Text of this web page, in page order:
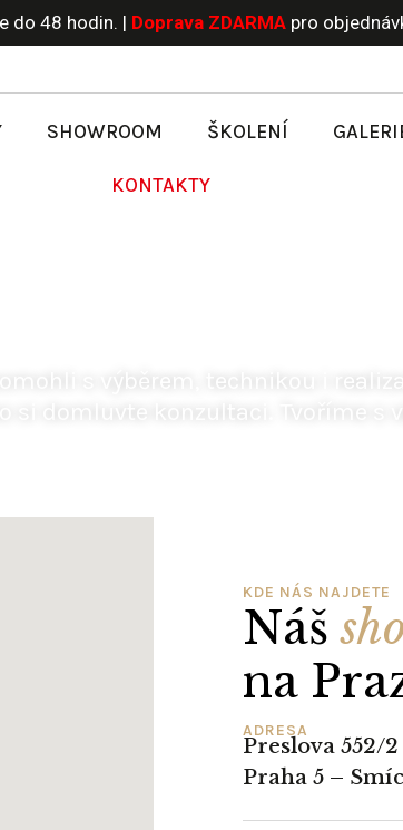
do 48 hodin. | Doprava ZDARMApro
SHOWROOM ŠKOLENÍ
KONTAKTY
si domluvte konzultaci. Tvoříme
KDE NÁS NAJDETE
Náš
na
ADRESA
Preslova 552/2
Praha 5 –